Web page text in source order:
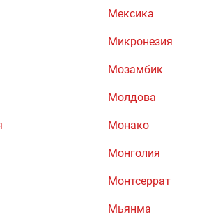
Мексика
Микронезия
Мозамбик
Молдова
Монако
Монголия
Монтсеррат
Мьянма